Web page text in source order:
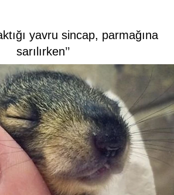
yavru sincap, parmağına
sarılırken’’